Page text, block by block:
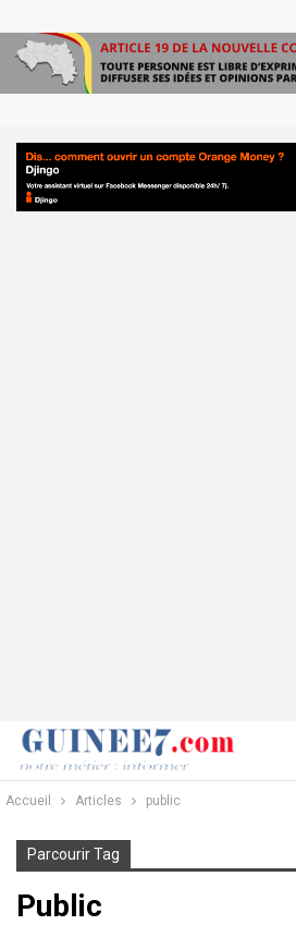
Accueil Articles public
Parcourir Tag
Public